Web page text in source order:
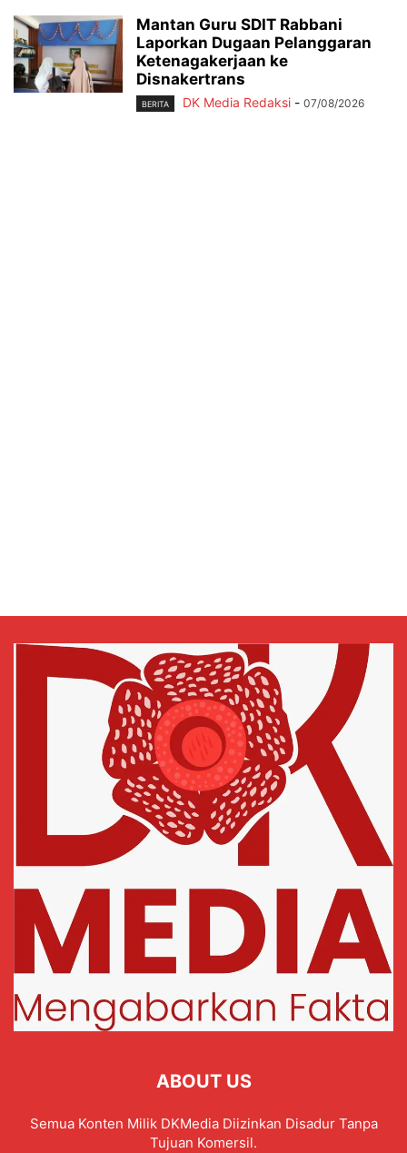
Mantan Guru SDIT Rabbani
Laporkan Dugaan Pelanggaran
Ketenagakerjaan ke
Disnakertrans
BERITA DK Media Redaksi - 07/08/2026
ABOUT US
Semua Konten Milik DKMedia Diizinkan Disadur Tanpa
Tujuan Komersil.